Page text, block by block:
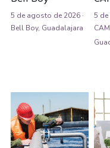
Agentes
Almacenistas
Analista de
Resultados
Buscar
5 de agosto de 2026·
Bell Boy, Guadalajara
5